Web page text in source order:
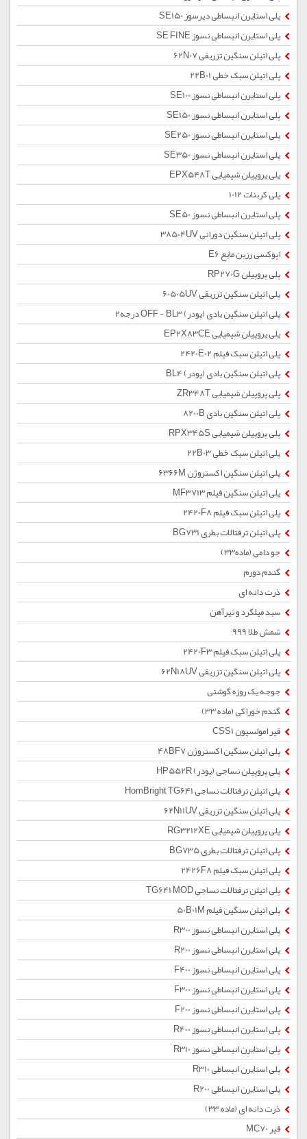
پلی استایرن انبساطی دیرسوز SE150
پلی استایرن انبساطی نسوز SE FINE
پلی اتیلن سنگین تزریقی 62N07
پلی اتیلن سبک خطی 22B01
پلی استایرن انبساطی نسوز SE100
پلی استایرن انبساطی نسوز SE150
پلی استایرن انبساطی نسوز SE250
پلی استایرن انبساطی نسوز SE350
پلی پروپیلن شیمیایی EPX548T
پلی کربنات 1012
پلی استایرن انبساطی نسوز SE50
پلی اتیلن سنگین دورانی 38504UV
اپوکسی رزین مایع E6
پلی پروپیلن RP270G
پلی اتیلن سنگین تزریقی 60505UV
پلی اتیلن سنگین بادی (پودر) OFF - BL3 درجه2
پلی پروپیلن شیمیایی EP2X83CE
پلی اتیلن سبک فیلم 2420E02
پلی اتیلن سنگین بادی (پودر) BL4
پلی پروپیلن شیمیایی ZR348T
پلی اتیلن سنگین بادی 8200B
پلی پروپیلن شیمیایی RPX345S
پلی اتیلن سبک خطی 22B03
پلی اتیلن سنگین اکستروژن 6366M
پلی اتیلن سنگین فیلم MF3713
پلی اتیلن سبک فیلم 2420F8
پلی اتیلن ترفتالات بطری BG731
جو دامی (ماده33)
گندم دورم
ذرت دانه ای
سبد میلگرد و تیرآهن
شمش طلا 999
پلی اتیلن سبک فیلم 2420F3
پلی اتیلن سنگین تزریقی 62N18UV
جوجه یک روزه گوشتی
گندم خوراکی (ماده 33)
قیر امولسیون CSS1
پلی اتیلن سنگین اکستروژن 48BF7
پلی پروپیلن نساجی (پودر) HP552R
پلی اتیلن ترفتالات نساجی HomBright TG641
پلی اتیلن سنگین تزریقی 62N11UV
پلی پروپیلن شیمیایی RG3212XE
پلی اتیلن ترفتالات بطری BG735
پلی اتیلن سبک فیلم 2426F8
پلی اتیلن ترفتالات نساجی TG641 MOD
پلی اتیلن سنگین فیلم 50B01M
پلی استایرن انبساطی نسوز R300
پلی استایرن انبساطی نسوز R200
پلی استایرن انبساطی نسوز F400
پلی استایرن انبساطی نسوز F300
پلی استایرن انبساطی نسوز F200
پلی استایرن انبساطی نسوز R400
پلی استایرن انبساطی نسوز R310
پلی استایرن انبساطی R310
پلی استایرن انبساطی R200
ذرت دانه ای (ماده 33)
قیر MC70